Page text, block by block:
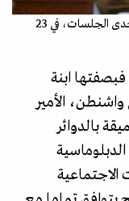
الأعضاء السعوديات في مجلس الشورى يحضرن إحدى الجلسات، في 23
فبصفتها ابنة
الأمير
بالدوائر
الاجتماعية